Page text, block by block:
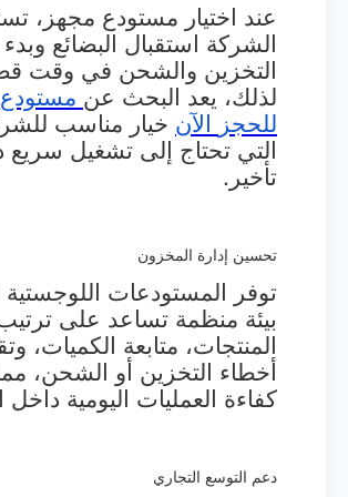
عند اختيار مستودع مجهز،
الشركة استقبال البضائع
التخزين والشحن في وقت
لذلك، يعد البحث عن مستودع
للحجز الآن خيار مناسب
التي تحتاج إلى تشغيل سريع
تأخير.
تحسين إدارة المخزون
توفر المستودعات اللوجستية
بيئة منظمة تساعد على
المنتجات، متابعة الكميات،
أخطاء التخزين أو الشحن،
كفاءة العمليات اليومية
دعم التوسع التجاري